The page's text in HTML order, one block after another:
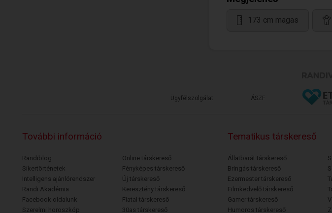
173 cm magas
Ügyfélszolgálat ÁSZF
További információ
Randiblog
Sikertörténetek
Intelligens ajánlórendszer
Randi Akadémia
Facebook oldalunk
Szerelmi horoszkóp
Online társkereső
Fényképes társkereső
Új társkereső
Keresztény társkereső
Fiatal társkereső
30as társkereső
Tematikus társkereső
Állatbarát társkereső
Bringás társkereső
Ezermester társkereső
Filmkedvelő társkereső
Gamer társkereső
Humoros társkereső